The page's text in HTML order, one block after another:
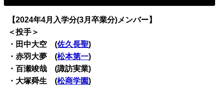
【2024年4月入学分(3月卒業分)メンバー】
＜投手＞
・田中大空 (佐久長聖)
・赤羽大夢 (松本第一)
・百瀬竣哉 (諏訪実業)
・大塚舜生 (松商学園)